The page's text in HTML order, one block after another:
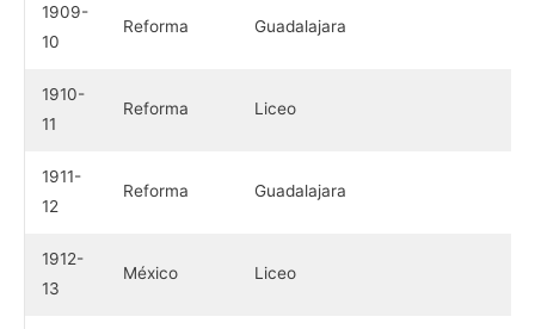
1909-
10
Reforma Guadalajara
1910-
11
Reforma Liceo
1911-
12
Reforma Guadalajara
1912-
13
México Liceo